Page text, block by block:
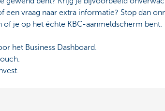
vraag naar extra informatie? Stop dan
je op het échte KBC-aanmeldscherm bent.
het Business Dashboard.